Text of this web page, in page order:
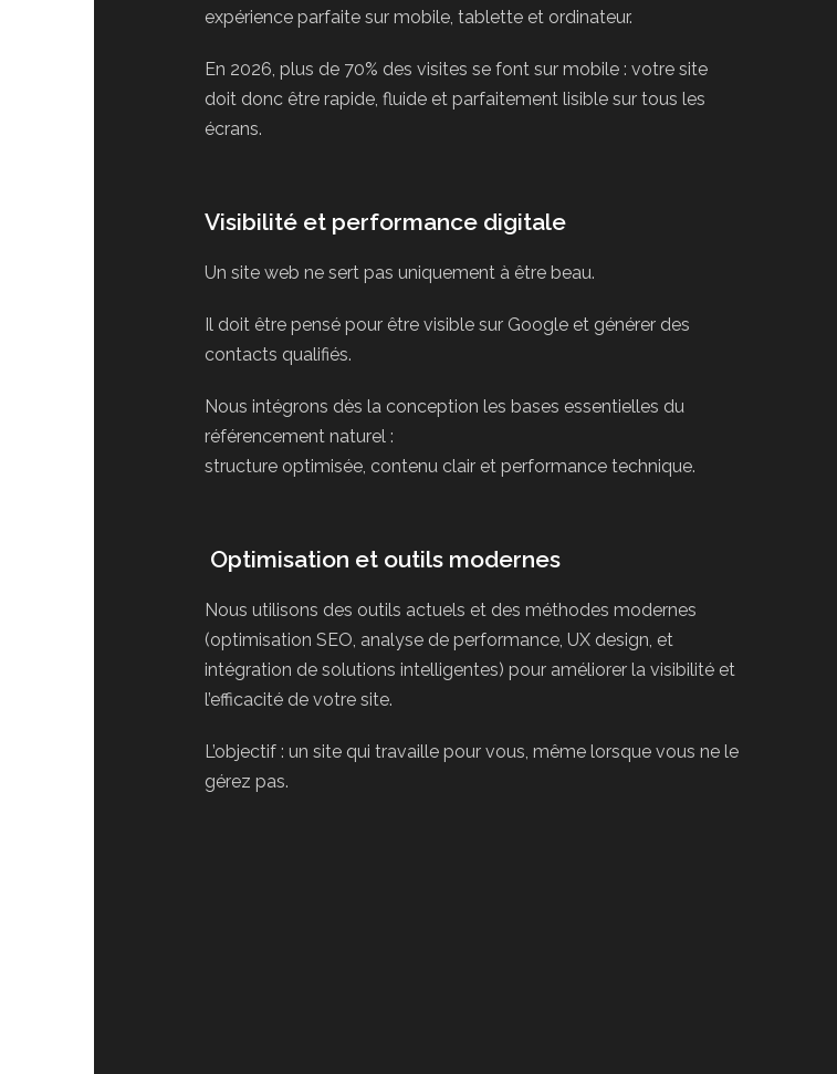
expérience parfaite sur mobile, tablette et ordinateur.
En 2026, plus de 70% des visites se font sur mobile : votre site
doit donc être rapide, fluide et parfaitement lisible sur tous les
écrans.
Visibilité et performance digitale
Un site web ne sert pas uniquement à être beau.
Il doit être pensé pour être visible sur Google et générer des
contacts qualifiés.
Nous intégrons dès la conception les bases essentielles du
référencement naturel :
structure optimisée, contenu clair et performance technique.
Optimisation et outils modernes
Nous utilisons des outils actuels et des méthodes modernes
(optimisation SEO, analyse de performance, UX design, et
intégration de solutions intelligentes) pour améliorer la visibilité et
l’efficacité de votre site.
L’objectif : un site qui travaille pour vous, même lorsque vous ne le
gérez pas.